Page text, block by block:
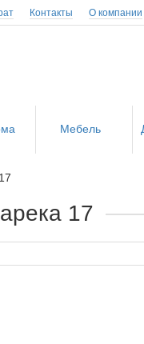
Контакты О компании
Мебель
17